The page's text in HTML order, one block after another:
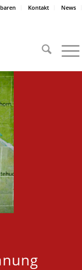
Kontakt
News